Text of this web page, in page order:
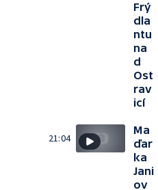
Frý
dla
ntu
na
d
Ost
rav
icí
21:04
Ma
ďar
ka
Jani
ov